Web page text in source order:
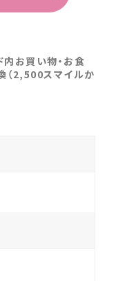
お買い物・お食
（2,500スマイルか